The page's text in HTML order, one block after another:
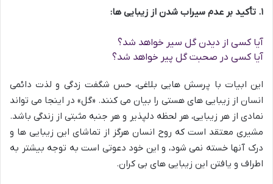
۱. تأکید بر عدم سیراب شدن از زیبایی ها:
آیا کسی از دیدن گل سیر خواهد شد؟
آیا کسی در صحبت گل پیر خواهد شد؟
این ابیات با پرسش هایی بلاغی، حس شگفت زدگی و لذت دائمی
انسان از زیبایی های هستی را بیان می کنند. «گل» در اینجا می تواند
نمادی از هر زیبایی، هر لحظه دلپذیر و هر جنبه مثبتی از زندگی باشد.
مشیری معتقد است که روح انسان هرگز از تماشای این زیبایی ها و
درک آنها خسته نمی شود، و این خود دعوتی است به توجه بیشتر به
اطراف و یافتن این زیبایی های بی کران.